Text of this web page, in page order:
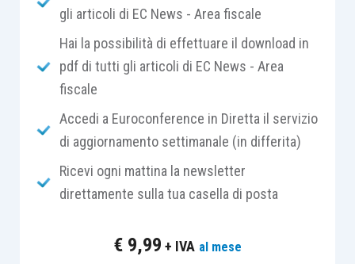
Il caso oggetto di esame, ha riguardato appunto la
tassazione deicanoni di locazionedi alcuni
immobili, di cui la ricorrente non risultava essere
proprietaria né titolare di diritti reali.
Ma veniamo ai fatti.
L’Agenzia delle Entrate notificava ad una
Irpef (e relative addizionali regionali), oltre alle
gli articoli di EC News - Area fiscale
Hai la possibilità di effettuare il download in
pdf di tutti gli articoli di EC News - Area
fiscale
Accedi a Euroconference in Diretta il servizio
di aggiornamento settimanale (in differita)
Ricevi ogni mattina la newsletter
direttamente sulla tua casella di posta
€ 9,99 + IVA al mese